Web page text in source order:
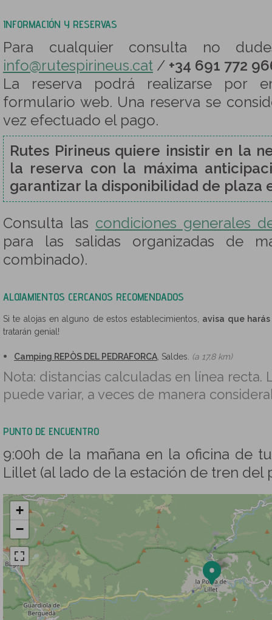
INFORMACIÓN Y RESERVAS
Para cualquier consulta no
info@rutespirineus.cat / +34 691 772
La reserva podrá realizarse por
formulario web. Una reserva se
vez efectuado el pago.
Rutes Pirineus quiere insistir en la
la reserva con la máxima
garantizar la disponibilidad de plaza
Consulta las condiciones generales
para las salidas organizadas de
combinado).
ALOJAMIENTOS CERCANOS RECOMENDADOS
Si te alojas en alguno de estos establecimientos, avisa que
tratarán genial!
Camping REPÒS DEL PEDRAFORCA , Saldes. (a 17,8 km)
Nota: distancias calculadas en línea recta.
puede variar, a veces de manera
PUNTO DE ENCUENTRO
9:00h de la mañana en la oficina de
Lillet (al lado de la estación de tren del
+
−